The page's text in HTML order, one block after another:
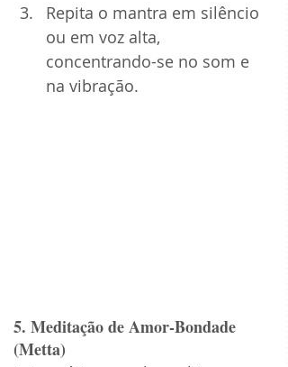
Repita o mantra em silêncio
ou em voz alta,
concentrando-se no som e
na vibração.
5. Meditação de Amor-Bondade
(Metta)